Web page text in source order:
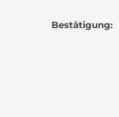
Bestätigung: